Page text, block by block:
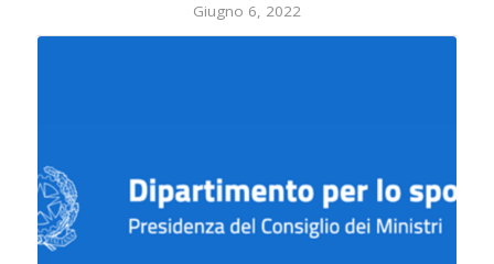
Giugno 6, 2022